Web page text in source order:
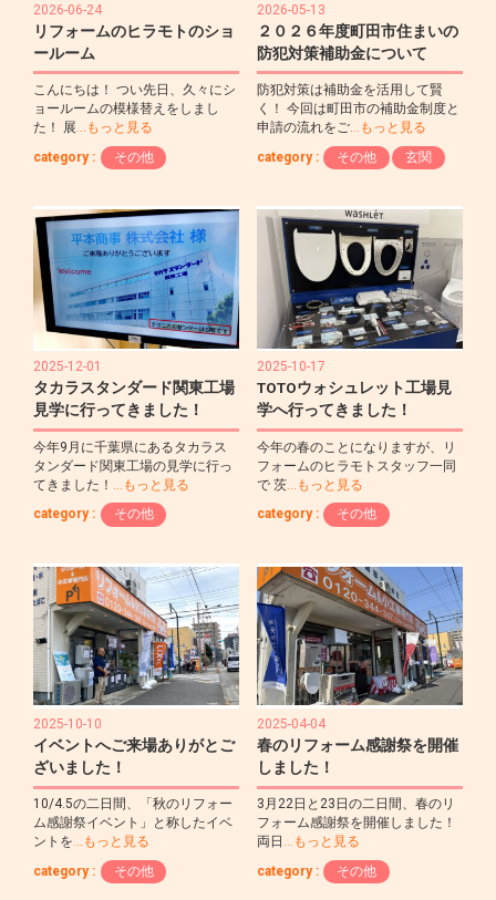
2026-06-24
リフォームのヒラモトのショ
ールーム
こんにちは！ つい先日、久々にシ
ョールームの模様替えをしまし
た！ 展…もっと見る
category :
その他
2026-05-13
２０２６年度町田市住まいの
防犯対策補助金について
防犯対策は補助金を活用して賢
く！ 今回は町田市の補助金制度と
申請の流れをご…もっと見る
category :
その他 玄関
2025-12-01
タカラスタンダード関東工場
見学に行ってきました！
今年9月に千葉県にあるタカラス
タンダード関東工場の見学に行っ
てきました！ …もっと見る
category :
その他
2025-10-17
TOTOウォシュレット工場見
学へ行ってきました！
今年の春のことになりますが、リ
フォームのヒラモトスタッフ一同
で 茨…もっと見る
category :
その他
2025-10-10
イベントへご来場ありがとご
ざいました！
10/4.5の二日間、「秋のリフォー
ム感謝祭イベント」と称したイベ
ントを…もっと見る
category :
その他
2025-04-04
春のリフォーム感謝祭を開催
しました！
3月22日と23日の二日間、春のリ
フォーム感謝祭を開催しました！
両日 …もっと見る
category :
その他